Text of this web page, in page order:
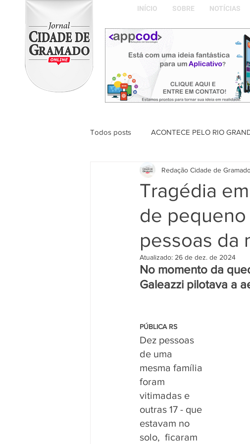
INÍCIO SOBRE NOTÍCIAS
Todos posts ACONTECE PELO RIO
ABDON BARRETTO FILHO SAÚDE
Naíla Gonçalves Dalavia
Tragédia
de
pessoas da
Redação Cidade de
Atualizado: 26 de dez. de 2024
No momento da
Galeazzi pilotava a
PÚBLICA RS
Dez pessoas
de uma
mesma família
foram
vitimadas e
outras 17 - que
estavam no
solo,  ficaram